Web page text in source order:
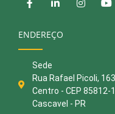
ENDEREÇO
Sede
Rua Rafael Picoli,
Centro - CEP 85812-
Cascavel - PR